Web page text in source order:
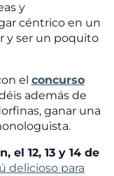
y
céntrico en un
y ser un poquito
el concurso
además de
ganar una
el 12, 13 y 14 de
delicioso para